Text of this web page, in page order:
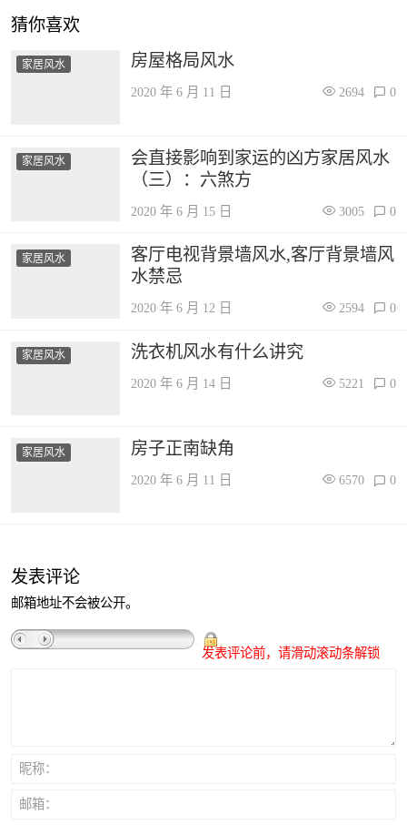
猜你喜欢
家居风水 房屋格局风水
2020 年 6 月 11 日 2694 0
家居风水
会直接影响到家运的凶方家居风水
（三）：六煞方
2020 年 6 月 15 日 3005 0
家居风水
客厅电视背景墙风水,客厅背景墙风
水禁忌
2020 年 6 月 12 日 2594 0
家居风水 洗衣机风水有什么讲究
2020 年 6 月 14 日 5221 0
家居风水 房子正南缺角
2020 年 6 月 11 日 6570 0
发表评论
邮箱地址不会被公开。
发表评论前，请滑动滚动条解锁
昵称：
邮箱：